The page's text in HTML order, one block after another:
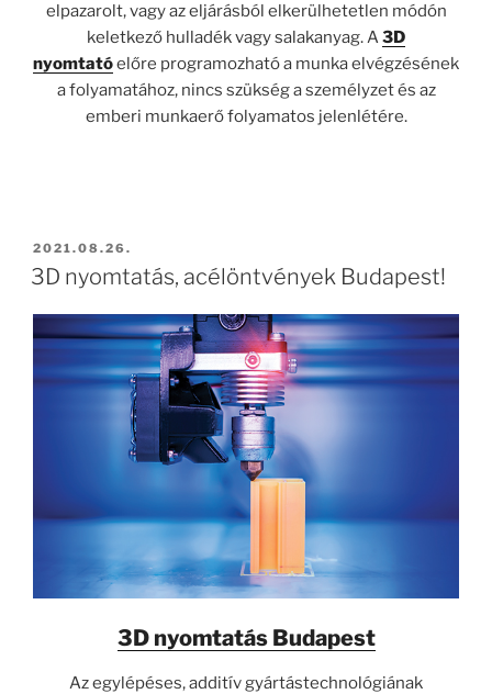
elpazarolt, vagy az eljárásból elkerülhetetlen módón
keletkező hulladék vagy salakanyag. A3D
nyomtatóelőre programozható a munka elvégzésének
a folyamatához, nincs szükség a személyzet és az
emberi munkaerő folyamatos jelenlétére.
BEKÜLDVE:
2021.08.26.
3D nyomtatás, acélöntvények Budapest!
3D nyomtatás Budapest
Az egylépéses, additív gyártástechnológiának